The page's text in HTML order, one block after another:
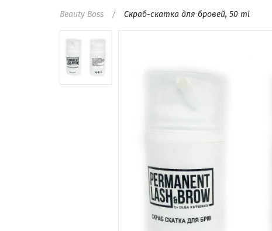
Beauty Boss Скраб-скатка для бровей, 50 ml